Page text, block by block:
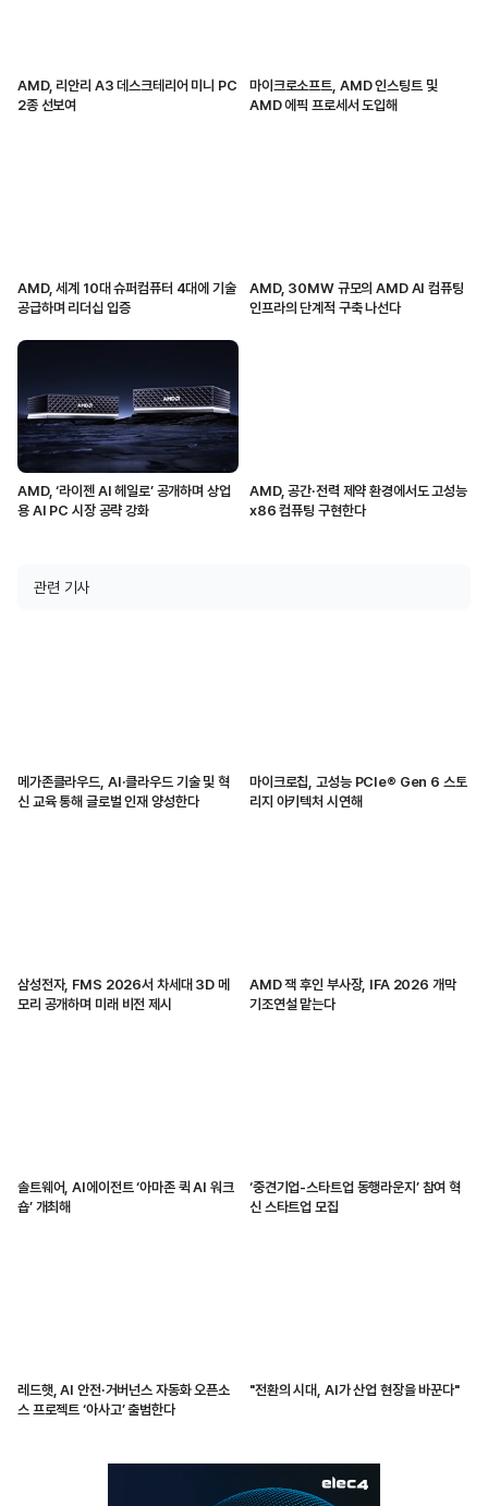
AMD, 리안리 A3 데스크테리어 미니 PC
2종 선보여
마이크로소프트, AMD 인스팅트 및
AMD 에픽 프로세서 도입해
AMD, 세계 10대 슈퍼컴퓨터 4대에 기술
공급하며 리더십 입증
AMD, 30MW 규모의 AMD AI 컴퓨팅
인프라의 단계적 구축 나선다
AMD, ‘라이젠 AI 헤일로’ 공개하며 상업
용 AI PC 시장 공략 강화
AMD, 공간·전력 제약 환경에서도 고성능
x86 컴퓨팅 구현한다
관련 기사
메가존클라우드, AI·클라우드 기술 및 혁
신 교육 통해 글로벌 인재 양성한다
마이크로칩, 고성능 PCIe® Gen 6 스토
리지 아키텍처 시연해
삼성전자, FMS 2026서 차세대 3D 메
모리 공개하며 미래 비전 제시
AMD 잭 후인 부사장, IFA 2026 개막
기조연설 맡는다
솔트웨어, AI에이전트 ‘아마존 퀵 AI 워크
숍’ 개최해
‘중견기업-스타트업 동행라운지’ 참여 혁
신 스타트업 모집
레드햇, AI 안전·거버넌스 자동화 오픈소
스 프로젝트 ‘아사고’ 출범한다
"전환의 시대, AI가 산업 현장을 바꾼다"